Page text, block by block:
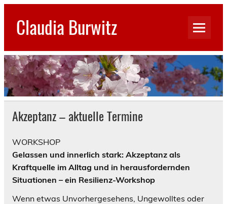
Skip
contentClaudia Burwitz
Akzeptanz – aktuelle Termine
WORKSHOP
Gelassen und innerlich stark: Akzeptanz als
Kraftquelle im Alltag und in herausfordernden
Situationen – ein Resilienz-Workshop
Wenn etwas Unvorhergesehens, Ungewolltes oder